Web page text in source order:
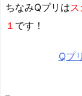
ちなみQプリは
１ です！
Qプ